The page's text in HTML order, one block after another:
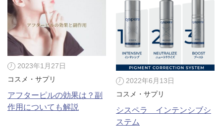
公式SNS
2023年1月27日
コスメ・サプリ
アフターピルの効果は？副
作用についても解説
2022年6月13日
コスメ・サプリ
シスペラ インテンシブシ
ステム